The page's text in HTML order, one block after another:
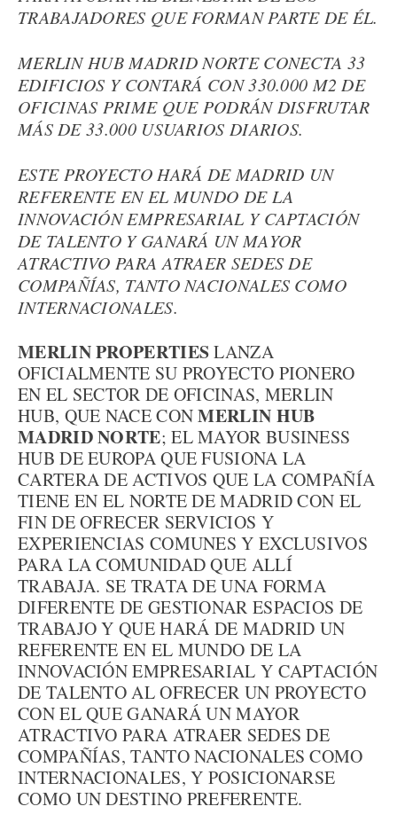
TRABAJADORES QUE FORMAN PARTE DE ÉL.
MERLIN HUB MADRID NORTE CONECTA 33
EDIFICIOS Y CONTARÁ CON 330.000 M2 DE
OFICINAS PRIME QUE PODRÁN DISFRUTAR
MÁS DE 33.000 USUARIOS DIARIOS.
ESTE PROYECTO HARÁ DE MADRID UN
REFERENTE EN EL MUNDO DE LA
INNOVACIÓN EMPRESARIAL Y CAPTACIÓN
DE TALENTO Y GANARÁ UN MAYOR
ATRACTIVO PARA ATRAER SEDES DE
COMPAÑÍAS, TANTO NACIONALES COMO
INTERNACIONALES.
MERLIN PROPERTIESLANZA
OFICIALMENTE SU PROYECTO PIONERO
EN EL SECTOR DE OFICINAS, MERLIN
HUB, QUE NACE CONMERLIN HUB
MADRID NORTE; EL MAYOR BUSINESS
HUB DE EUROPA QUE FUSIONA LA
CARTERA DE ACTIVOS QUE LA COMPAÑÍA
TIENE EN EL NORTE DE MADRID CON EL
FIN DE OFRECER SERVICIOS Y
EXPERIENCIAS COMUNES Y EXCLUSIVOS
PARA LA COMUNIDAD QUE ALLÍ
TRABAJA. SE TRATA DE UNA FORMA
DIFERENTE DE GESTIONAR ESPACIOS DE
TRABAJO Y QUE HARÁ DE MADRID UN
REFERENTE EN EL MUNDO DE LA
INNOVACIÓN EMPRESARIAL Y CAPTACIÓN
DE TALENTO AL OFRECER UN PROYECTO
CON EL QUE GANARÁ UN MAYOR
ATRACTIVO PARA ATRAER SEDES DE
COMPAÑÍAS, TANTO NACIONALES COMO
INTERNACIONALES, Y POSICIONARSE
COMO UN DESTINO PREFERENTE.